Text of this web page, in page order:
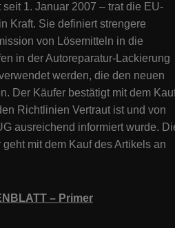
1. Januar 2007 – trat die EU-
Kraft. Sie definiert strengere
von Lösemitteln in die
in der Autoreparatur-Lackierung
werden, die den neuen
Der Käufer bestätigt mit dem
Richtlinien Vertraut ist und von
ausreichend informiert wurde.
mit dem Kauf des Artikels an
– Primer